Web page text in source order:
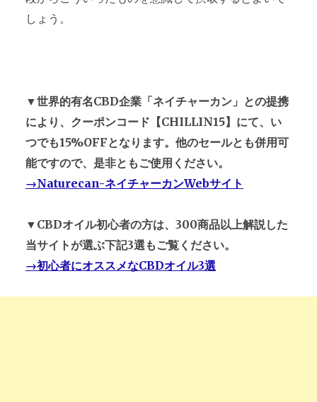
しょう。
▼世界的有名CBD企業「ネイチャーカン」との提携
により、クーポンコード【CHILLIN15】にて、い
つでも15%OFFとなります。他のセールとも併用可
能ですので、是非ともご使用ください。
→Naturecan-ネイチャーカンWebサイト
▼CBDオイル初心者の方は、300商品以上解説した
当サイトが選ぶ下記3選もご覧ください。
→初心者にオススメなCBDオイル3選